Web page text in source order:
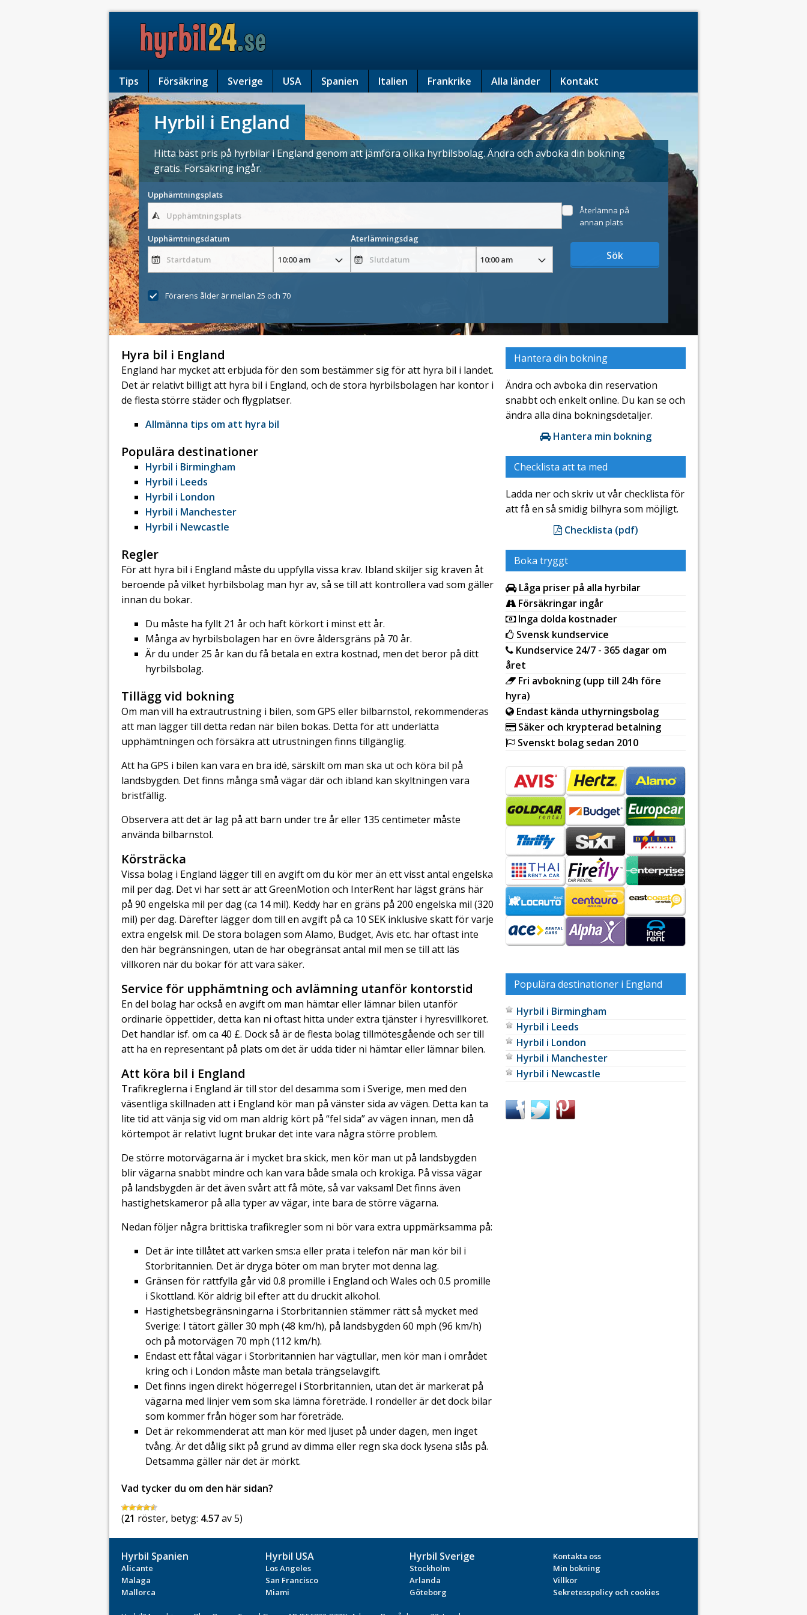
Tips Försäkring Sverige USA Spanien Italien Frankrike Alla länder Kontakt
Hyrbil i England
Hitta bäst pris på hyrbilar i England genom att jämföra olika hyrbilsbolag. Ändra och avboka din bokning
gratis. Försäkring ingår.
Upphämtningsplats
Återlämna på
annan plats
Upphämtningsdatum
Återlämningsdag
Förarens ålder är mellan 25 och 70
Sök
Hyra bil i England
England har mycket att erbjuda för den som bestämmer sig för att hyra bil i landet.
Det är relativt billigt att hyra bil i England, och de stora hyrbilsbolagen har kontor i
de flesta större städer och flygplatser.
Allmänna tips om att hyra bil
Populära destinationer
Hyrbil i Birmingham
Hyrbil i Leeds
Hyrbil i London
Hyrbil i Manchester
Hyrbil i Newcastle
Regler
För att hyra bil i England måste du uppfylla vissa krav. Ibland skiljer sig kraven åt
beroende på vilket hyrbilsbolag man hyr av, så se till att kontrollera vad som gäller
innan du bokar.
Du måste ha fyllt 21 år och haft körkort i minst ett år.
Många av hyrbilsbolagen har en övre åldersgräns på 70 år.
Är du under 25 år kan du få betala en extra kostnad, men det beror på ditt
hyrbilsbolag.
Tillägg vid bokning
Om man vill ha extrautrustning i bilen, som GPS eller bilbarnstol, rekommenderas
att man lägger till detta redan när bilen bokas. Detta för att underlätta
upphämtningen och försäkra att utrustningen finns tillgänglig.
Att ha GPS i bilen kan vara en bra idé, särskilt om man ska ut och köra bil på
landsbygden. Det finns många små vägar där och ibland kan skyltningen vara
bristfällig.
Observera att det är lag på att barn under tre år eller 135 centimeter måste
använda bilbarnstol.
Körsträcka
Vissa bolag i England lägger till en avgift om du kör mer än ett visst antal engelska
mil per dag. Det vi har sett är att GreenMotion och InterRent har lägst gräns här
på 90 engelska mil per dag (ca 14 mil). Keddy har en gräns på 200 engelska mil (320
mil) per dag. Därefter lägger dom till en avgift på ca 10 SEK inklusive skatt för varje
extra engelsk mil. De stora bolagen som Alamo, Budget, Avis etc. har oftast inte
den här begränsningen, utan de har obegränsat antal mil men se till att läs
villkoren när du bokar för att vara säker.
Service för upphämtning och avlämning utanför kontorstid
En del bolag har också en avgift om man hämtar eller lämnar bilen utanför
ordinarie öppettider, detta kan ni oftast hitta under extra tjänster i hyresvillkoret.
Det handlar isf. om ca 40 £. Dock så är de flesta bolag tillmötesgående och ser till
att ha en representant på plats om det är udda tider ni hämtar eller lämnar bilen.
Att köra bil i England
Trafikreglerna i England är till stor del desamma som i Sverige, men med den
väsentliga skillnaden att i England kör man på vänster sida av vägen. Detta kan ta
lite tid att vänja sig vid om man aldrig kört på “fel sida” av vägen innan, men då
körtempot är relativt lugnt brukar det inte vara några större problem.
De större motorvägarna är i mycket bra skick, men kör man ut på landsbygden
blir vägarna snabbt mindre och kan vara både smala och krokiga. På vissa vägar
på landsbygden är det även svårt att få möte, så var vaksam! Det finns även
hastighetskameror på alla typer av vägar, inte bara de större vägarna.
Nedan följer några brittiska trafikregler som ni bör vara extra uppmärksamma på:
Det är inte tillåtet att varken sms:a eller prata i telefon när man kör bil i
Storbritannien. Det är dryga böter om man bryter mot denna lag.
Gränsen för rattfylla går vid 0.8 promille i England och Wales och 0.5 promille
i Skottland. Kör aldrig bil efter att du druckit alkohol.
Hastighetsbegränsningarna i Storbritannien stämmer rätt så mycket med
Sverige: I tätort gäller 30 mph (48 km/h), på landsbygden 60 mph (96 km/h)
och på motorvägen 70 mph (112 km/h).
Endast ett fåtal vägar i Storbritannien har vägtullar, men kör man i området
kring och i London måste man betala trängselavgift.
Det finns ingen direkt högerregel i Storbritannien, utan det är markerat på
vägarna med linjer vem som ska lämna företräde. I rondeller är det dock bilar
som kommer från höger som har företräde.
Det är rekommenderat att man kör med ljuset på under dagen, men inget
tvång. Är det dålig sikt på grund av dimma eller regn ska dock lysena slås på.
Detsamma gäller när det är mörkt.
Vad tycker du om den här sidan?
(21 röster, betyg: 4.57av 5)
Hantera din bokning
Ändra och avboka din reservation
snabbt och enkelt online. Du kan se och
ändra alla dina bokningsdetaljer.
Hantera min bokning
Checklista att ta med
Ladda ner och skriv ut vår checklista för
att få en så smidig bilhyra som möjligt.
Checklista (pdf)
Boka tryggt
Låga priser på alla hyrbilar
Försäkringar ingår
Inga dolda kostnader
Svensk kundservice
Kundservice 24/7 - 365 dagar om
året
Fri avbokning (upp till 24h före
hyra)
Endast kända uthyrningsbolag
Säker och krypterad betalning
Svenskt bolag sedan 2010
Populära destinationer i England
Hyrbil i Birmingham
Hyrbil i Leeds
Hyrbil i London
Hyrbil i Manchester
Hyrbil i Newcastle
Hyrbil Spanien
Alicante
Malaga
Mallorca
Hyrbil USA
Los Angeles
San Francisco
Miami
Hyrbil Sverige
Stockholm
Arlanda
Göteborg
Kontakta oss
Min bokning
Villkor
Sekretesspolicy och cookies